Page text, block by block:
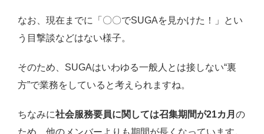
なお、現在までに「〇〇でSUGAを見かけた！」とい
う目撃談などはない様子。
そのため、SUGAはいわゆる一般人とは接しない“裏
方”で業務をしていると考えられますね。
ちなみに社会服務要員に関しては召集期間が21カ月 の
ため、他のメンバーよりも期間が長くなっています。